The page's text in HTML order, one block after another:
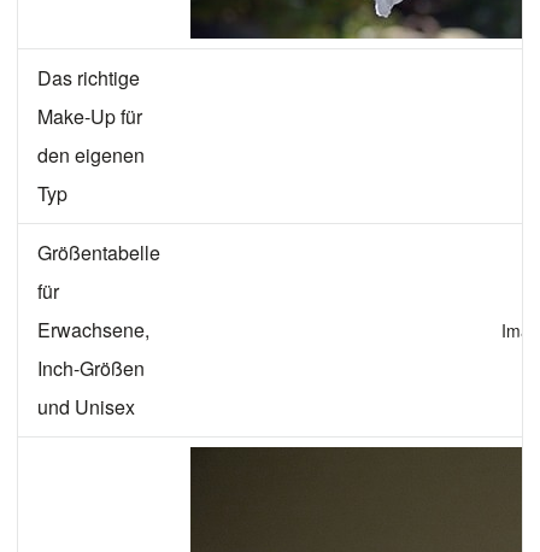
Das richtige
Make-Up für
den eigenen
Typ
Größentabelle
für
Erwachsene,
Inch-Größen
und Unisex